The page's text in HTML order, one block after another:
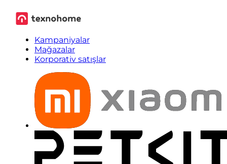
Kampaniyalar
Mağazalar
Korporativ satışlar